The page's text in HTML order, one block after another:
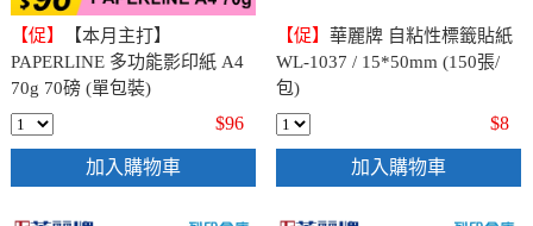
【促】
【本月主打】
PAPERLINE 多功能影印紙 A4
70g 70磅 (單包裝)
$96
加入購物車
【促】 華麗牌 自粘性標籤貼紙
WL-1037 / 15*50mm (150張/
包)
$8
加入購物車